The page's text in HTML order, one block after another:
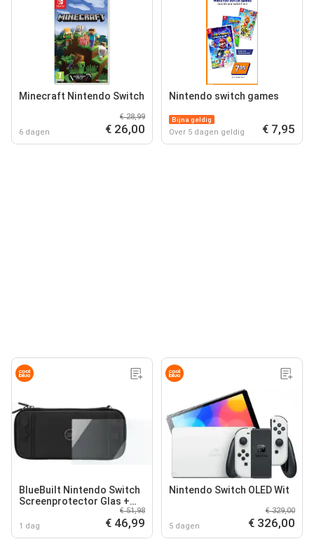
Minecraft Nintendo Switch
6 dagen
€ 28,99
€ 26,00
Nintendo switch games
Bijna geldig
Over 5 dagen geldig € 7,95
BlueBuilt Nintendo Switch
Screenprotector Glas +
Nintendo Switch hoesje
1 dag
€ 51,98
€ 46,99
Nintendo Switch OLED Wit
5 dagen
€ 329,00
€ 326,00